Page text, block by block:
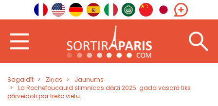
Sagaidīt Ziņas
Jaunums
La Rochefoucauld slimnīcas dārzi 2025. gada vasarā tiks
pārveidoti par trešo vietu.